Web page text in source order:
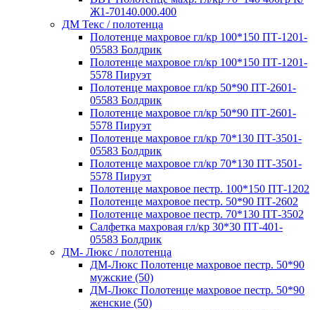
Ж1-70140.000.400
ДМ Текс / полотенца
Полотенце махровое гл/кр 100*150 ПТ-1201-
05583 Болдрик
Полотенце махровое гл/кр 100*150 ПТ-1201-
5578 Пируэт
Полотенце махровое гл/кр 50*90 ПТ-2601-
05583 Болдрик
Полотенце махровое гл/кр 50*90 ПТ-2601-
5578 Пируэт
Полотенце махровое гл/кр 70*130 ПТ-3501-
05583 Болдрик
Полотенце махровое гл/кр 70*130 ПТ-3501-
5578 Пируэт
Полотенце махровое пестр. 100*150 ПТ-1202
Полотенце махровое пестр. 50*90 ПТ-2602
Полотенце махровое пестр. 70*130 ПТ-3502
Салфетка махровая гл/кр 30*30 ПТ-401-
05583 Болдрик
ДМ- Люкс / полотенца
ДМ-Люкс Полотенце махровое пестр. 50*90
мужские (50)
ДМ-Люкс Полотенце махровое пестр. 50*90
женские (50)